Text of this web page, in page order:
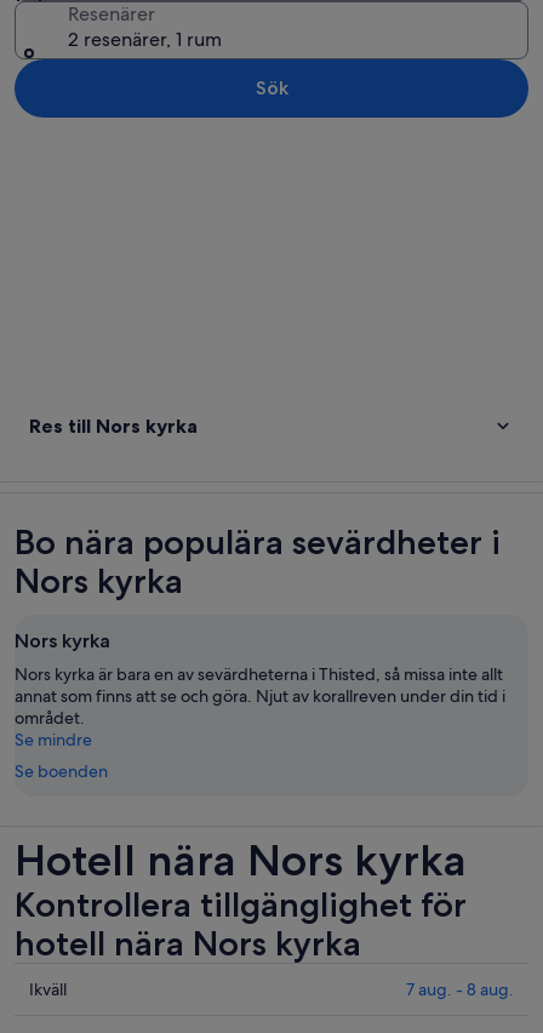
Resenärer
2 resenärer, 1 rum
Sök
Res till Nors kyrka
Bo nära populära sevärdheter i
Nors kyrka
Nors kyrka
Nors kyrka är bara en av sevärdheterna i Thisted, så missa inte allt
annat som finns att se och göra. Njut av korallreven under din tid i
området.
Se mindre
Se boenden
Hotell nära Nors kyrka
Kontrollera tillgänglighet för
hotell nära Nors kyrka
Se
Ikväll 7 aug. - 8 aug.